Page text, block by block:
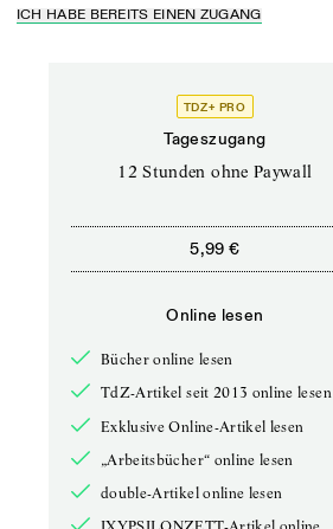
ICH HABE BEREITS EINEN ZUGANG
TDZ+ PRO
Tageszugang
12 Stunden ohne Paywall
5,99 €
Online lesen
Bücher online lesen
TdZ-Artikel seit 2013 online lesen
Exklusive Online-Artikel lesen
„Arbeitsbücher“ online lesen
double-Artikel online lesen